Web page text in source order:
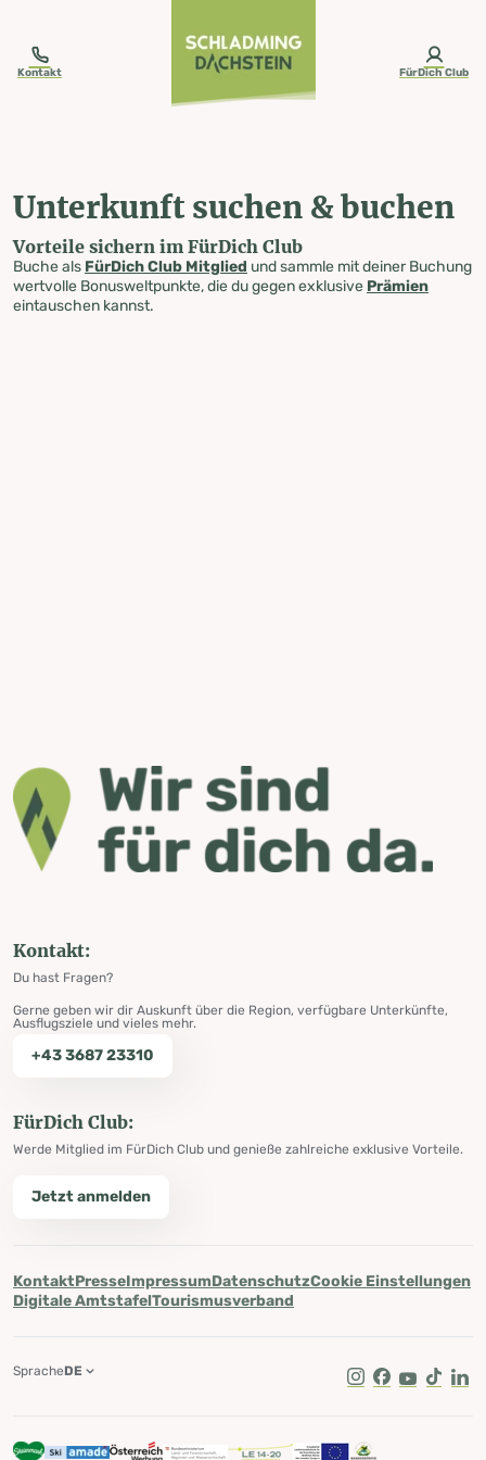
Kontakt FürDich Club
Unterkunft suchen & buchen
Vorteile sichern im FürDich Club
Buche als FürDich Club Mitglied und sammle mit deiner Buchung
wertvolle Bonusweltpunkte, die du gegen exklusive Prämien
eintauschen kannst.
Kontakt:
Du hast Fragen?
Gerne geben wir dir Auskunft über die Region, verfügbare Unterkünfte,
Ausflugsziele und vieles mehr.
+43 3687 23310
FürDich Club:
Werde Mitglied im FürDich Club und genieße zahlreiche exklusive Vorteile.
Jetzt anmelden
KontaktPresseImpressumDatenschutzCookie Einstellungen
Digitale AmtstafelTourismusverband
Instagram
Facebook
Youtube
Tik Tok
SpracheDE